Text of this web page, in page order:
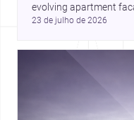
evolving apartment
Amman, these
23 de julho de 2026